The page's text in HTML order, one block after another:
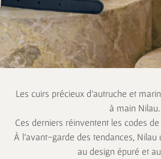
Les cuirs précieux d’autruche et
à main Nilau.
Ces derniers réinventent les codes
À l’avant-garde des tendances, Nilau
au design épuré et